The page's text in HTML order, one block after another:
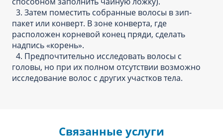
3. Затем поместить собранные волосы в зип-
пакет или конверт. В зоне конверта, где
расположен корневой конец пряди, сделать
надпись «корень».
4. Предпочтительно исследовать волосы с
головы, но при их полном отсутствии возможно
исследование волос с других участков тела.
Связанные услуги